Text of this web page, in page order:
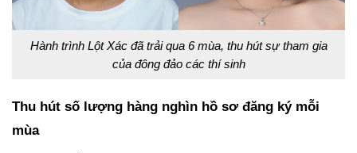
Hành trình Lột Xác đã trải qua 6 mùa, thu hút sự tham gia
của đông đảo các thí sinh
Thu hút số lượng hàng nghìn hồ sơ đăng ký mỗi
mùa